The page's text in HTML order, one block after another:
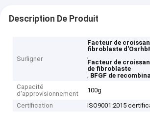
Description De Produit
Surligner
Facteur de
fibroblaste
,
Facteur de
de fibroblaste
, BFGF de
Capacité
d'approvisionnement
100g
Certification
ISO9001:2015